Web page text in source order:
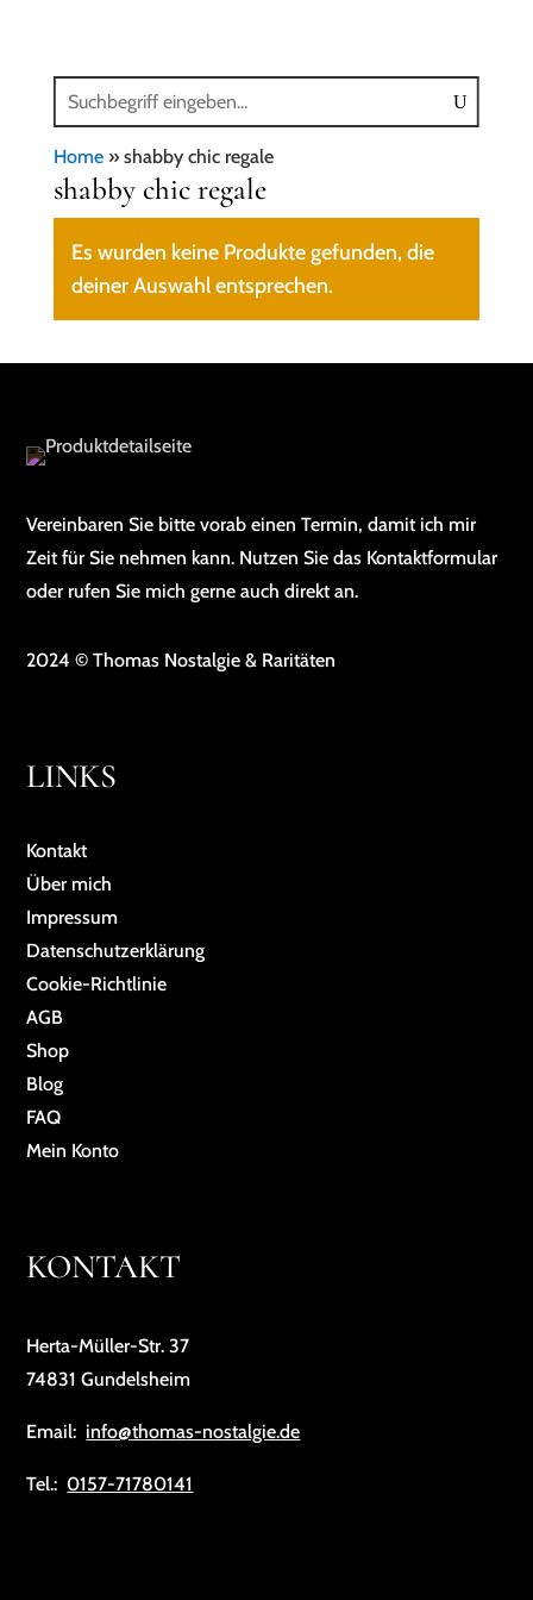
Home» shabby chic regale
shabby chic regale
Es wurden keine Produkte gefunden, die
deiner Auswahl entsprechen.
Vereinbaren Sie bitte vorab einen Termin, damit ich mir
Zeit für Sie nehmen kann. Nutzen Sie das Kontaktformular
oder rufen Sie mich gerne auch direkt an.
2024 © Thomas Nostalgie & Raritäten
LINKS
Kontakt
Über mich
Impressum
Da­ten­schutz­er­klä­rung
Cookie-Richtlinie
AGB
Shop
Blog
FAQ
Mein Konto
KONTAKT
Herta-Müller-Str. 37
74831 Gundelsheim
Email: info@thomas-nostalgie.de
Tel.: 0157-71780141